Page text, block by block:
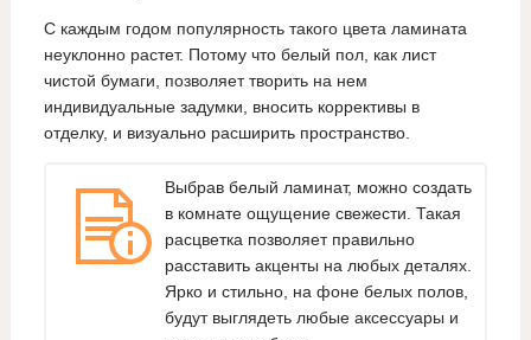
С каждым годом популярность такого цвета ламината
неуклонно растет. Потому что белый пол, как лист
чистой бумаги, позволяет творить на нем
индивидуальные задумки, вносить коррективы в
отделку, и визуально расширить пространство.
Выбрав белый ламинат, можно создать
в комнате ощущение свежести. Такая
расцветка позволяет правильно
расставить акценты на любых деталях.
Ярко и стильно, на фоне белых полов,
будут выглядеть любые аксессуары и